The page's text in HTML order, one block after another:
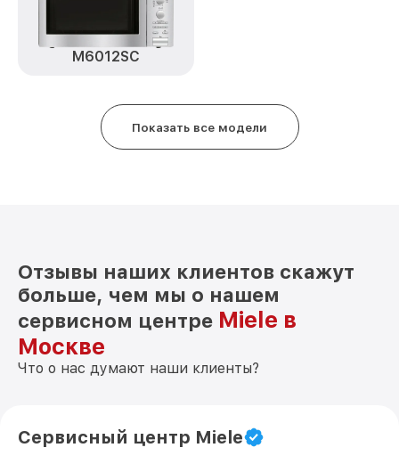
M6012SC
Показать все модели
Отзывы наших клиентов скажут
больше, чем мы о нашем
сервисном центре Miele в
Москве
Что о нас думают наши клиенты?
Сервисный центр Miele